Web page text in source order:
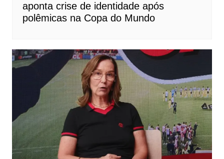
aponta crise de identidade após
polêmicas na Copa do Mundo